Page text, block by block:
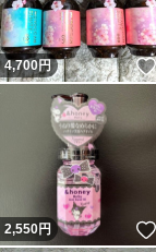
4,700円
2,550円